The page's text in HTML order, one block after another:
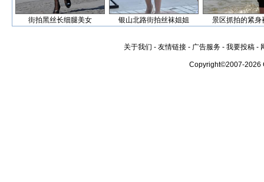
街拍黑丝长细腿美女 银山北路街拍丝袜姐姐 景区抓拍的紧身
关于我们 - 友情链接 - 广告服务 - 我要投稿 -
Copyright©2007-2026